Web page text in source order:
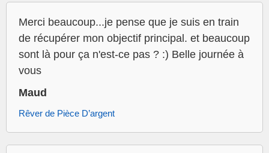
Merci beaucoup...je pense que je suis en train
de récupérer mon objectif principal. et beaucoup
sont là pour ça n'est-ce pas ? :) Belle journée à
vous
Maud
Rêver de Pièce D’argent